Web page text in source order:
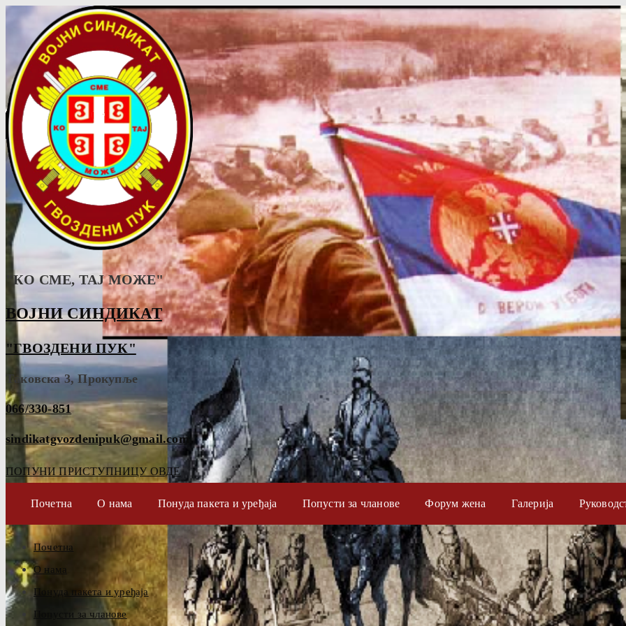
"КО СМЕ, ТАJ МОЖЕ"
ВОЈНИ СИНДИКАТ
"ГВОЗДЕНИ ПУК"
Таковска 3, Прокупље
066/330-851
sindikatgvozdenipuk@gmail.com
ПОПУНИ ПРИСТУПНИЦУ ОВДЕ
Почетна О нама Понуда пакета и уређаја Попусти за чланове Форум жена Галерија
Почетна
О нама
Понуда пакета и уређаја
Попусти за чланове